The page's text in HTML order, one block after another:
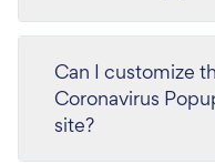
Can I customize
Coronavirus
site?